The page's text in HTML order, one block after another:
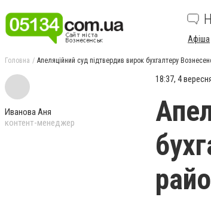
Афіша
Головна Апеляційний суд підтвердив вирок бухгалтеру
Иванова Аня
контент-менеджер
18:37, 4